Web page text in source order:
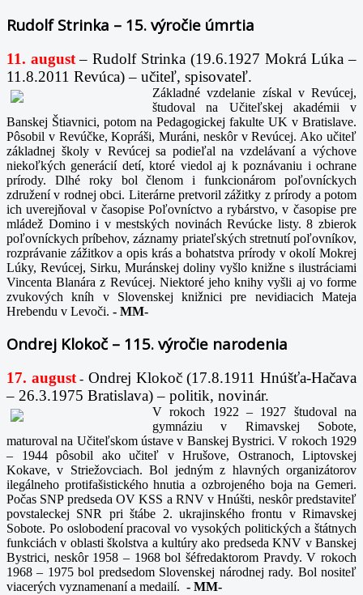
Rudolf Strinka – 15. výročie úmrtia
11. august – Rudolf Strinka (19.6.1927 Mokrá Lúka –
11.8.2011 Revúca) – učiteľ, spisovateľ.
Základné vzdelanie získal v Revúcej,
študoval na Učiteľskej akadémii v
Banskej Štiavnici, potom na Pedagogickej fakulte UK v Bratislave.
Pôsobil v Revúčke, Kopráši, Muráni, neskôr v Revúcej. Ako učiteľ
základnej školy v Revúcej sa podieľal na vzdelávaní a výchove
niekoľkých generácií detí, ktoré viedol aj k poznávaniu i ochrane
prírody. Dlhé roky bol členom i funkcionárom poľovníckych
združení v rodnej obci. Literárne pretvoril zážitky z prírody a potom
ich uverejňoval v časopise Poľovníctvo a rybárstvo, v časopise pre
mládež Domino i v mestských novinách Revúcke listy. 8 zbierok
poľovníckych príbehov, záznamy priateľských stretnutí poľovníkov,
rozprávanie zážitkov a opis krás a bohatstva prírody v okolí Mokrej
Lúky, Revúcej, Sirku, Muránskej doliny vyšlo knižne s ilustráciami
Vincenta Blanára z Revúcej. Niektoré jeho knihy vyšli aj vo forme
zvukových kníh v Slovenskej knižnici pre nevidiacich Mateja
Hrebendu v Levoči. - MM-
Ondrej Klokoč – 115. výročie narodenia
17. august- Ondrej Klokoč (17.8.1911 Hnúšťa-Hačava
– 26.3.1975 Bratislava) – politik, novinár.
V rokoch 1922 – 1927 študoval na
gymnáziu v Rimavskej Sobote,
maturoval na Učiteľskom ústave v Banskej Bystrici. V rokoch 1929
– 1944 pôsobil ako učiteľ v Hrušove, Ostranoch, Liptovskej
Kokave, v Striežovciach. Bol jedným z hlavných organizátorov
ilegálneho protifašistického hnutia a ozbrojeného boja na Gemeri.
Počas SNP predseda OV KSS a RNV v Hnúšti, neskôr predstaviteľ
povstaleckej SNR pri štábe 2. ukrajinského frontu v Rimavskej
Sobote. Po oslobodení pracoval vo vysokých politických a štátnych
funkciách v oblasti školstva a kultúry ako predseda KNV v Banskej
Bystrici, neskôr 1958 – 1968 bol šéfredaktorom Pravdy. V rokoch
1968 – 1975 bol predsedom Slovenskej národnej rady. Bol nositeľ
viacerých vyznamenaní a medailí. - MM-